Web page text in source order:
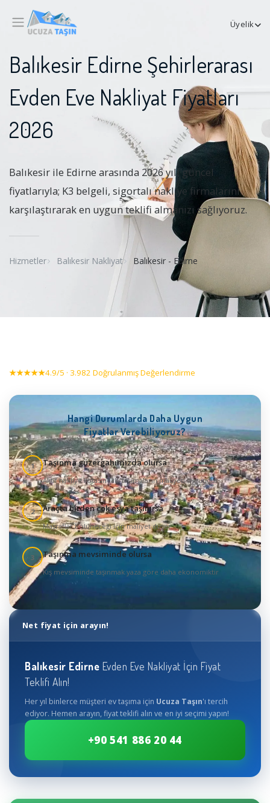
Üyelik
Balıkesir Edirne Şehirlerarası
Evden Eve Nakliyat Fiyatları
2026
Balıkesir ile Edirne arasında 2026 yılı güncel
fiyatlarıyla; K3 belgeli, sigortalı nakliye firmalarını
karşılaştırarak en uygun teklifi almanızı sağlıyoruz.
Hizmetler Balıkesir Nakliyat Balıkesir - Edirne
★★★★★4.9/5 · 3.982 Doğrulanmış Değerlendirme
Hangi Durumlarda Daha Uygun
Fiyatlar Verebiliyoruz?
1 Taşınma güzergahımızda olursa
Aktif nakliye rotasındaki taşımaların maliyeti uygundur
2 Araçta birden çok eşya taşınırsa
Masraflar bölüneceği için maliyet düşer
3 Taşınma mevsiminde olursa
Kış mevsiminde taşınmak yaza göre daha ekonomiktir
Net fiyat için arayın!
Balıkesir Edirne Evden Eve Nakliyat İçin Fiyat
Teklifi Alın!
Her yıl binlerce müşteri ev taşıma için Ucuza Taşın'ı tercih
ediyor. Hemen arayın, fiyat teklifi alın ve en iyi seçimi yapın!
+90 541 886 20 44